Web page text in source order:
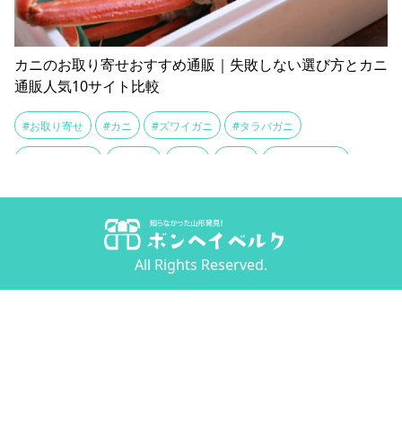
カニのお取り寄せおすすめ通販｜失敗しない選び方とカニ
通販人気10サイト比較
#お取り寄せ #カニ #ズワイガニ #タラバガニ
#東北 #毛ガニ #活カニ #通信販売
All Rights Reserved.